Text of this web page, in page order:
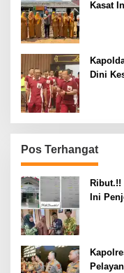
Kasat
Dini
Pos Terhangat
Ribut.!!
Ini